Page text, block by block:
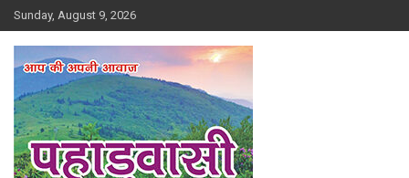
Skip
to
content
Sunday, August 9, 2026